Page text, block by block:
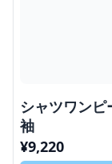
シャツワン
袖
¥9,220